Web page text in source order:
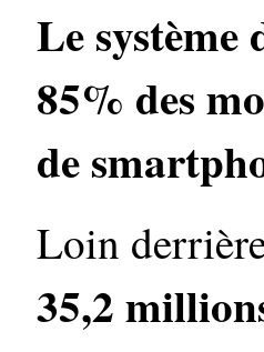
Le
85% des
de
Loin
35,2